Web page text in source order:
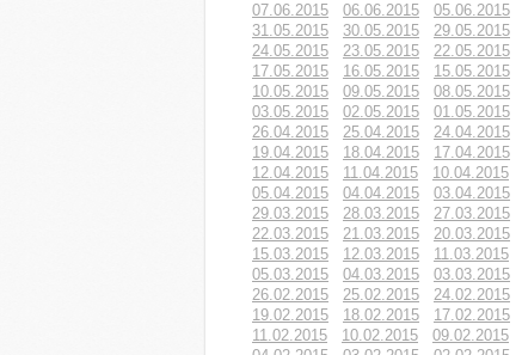
07.06.2015
06.06.2015 05.06.2015
31.05.2015
30.05.2015 29.05.2015
24.05.2015
23.05.2015 22.05.2015
17.05.2015
16.05.2015 15.05.2015
10.05.2015
09.05.2015 08.05.2015
03.05.2015
02.05.2015 01.05.2015
26.04.2015
25.04.2015 24.04.2015
19.04.2015
18.04.2015 17.04.2015
12.04.2015
11.04.2015 10.04.2015
05.04.2015
04.04.2015 03.04.2015
29.03.2015
28.03.2015 27.03.2015
22.03.2015
21.03.2015 20.03.2015
15.03.2015
12.03.2015 11.03.2015
05.03.2015
04.03.2015 03.03.2015
26.02.2015
25.02.2015 24.02.2015
19.02.2015
18.02.2015 17.02.2015
11.02.2015
10.02.2015 09.02.2015